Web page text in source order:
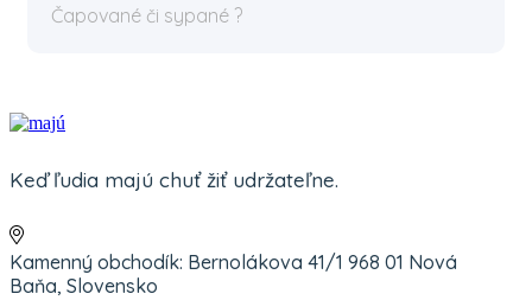
Čapované či sypané ?
Keď ľudia majú chuť žiť udržateľne.
Kamenný obchodík: Bernolákova 41/1 968 01 Nová
Baňa, Slovensko